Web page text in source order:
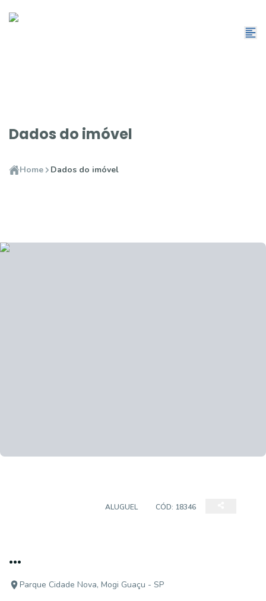
Dados do imóvel
Home Dados do imóvel
ALUGUEL CÓD: 18346
...
Parque Cidade Nova, Mogi Guaçu - SP